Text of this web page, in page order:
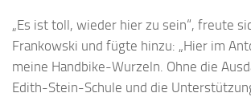
„Es ist toll, wieder hier zu sein“, freute
Frankowski und fügte hinzu: „Hier im
meine Handbike-Wurzeln. Ohne die
Edith-Stein-Schule und die